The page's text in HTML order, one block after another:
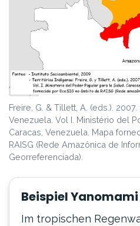
Freire, G. & Tillett, A. (eds.).
Venezuela. Vol I. Ministério del
Caracas, Venezuela. Mapa
RAISG (Rede Amazônica de
Georreferenciada).
Beispiel Yanomami
Im tropischen